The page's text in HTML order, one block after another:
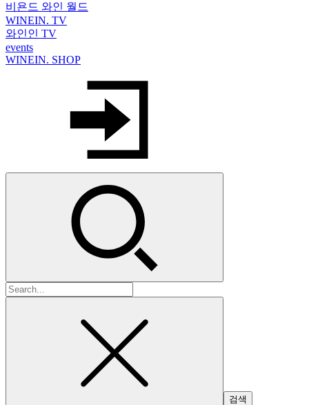
비욘드 와인 월드
WINEIN. TV
와인인 TV
events
WINEIN. SHOP
검
색: